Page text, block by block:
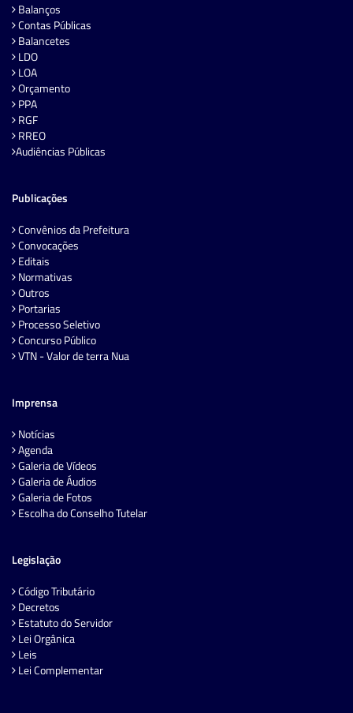
Balanços
Contas Públicas
Balancetes
LDO
LOA
Orçamento
PPA
RGF
RREO
Audiências Públicas
Publicações
Convênios da Prefeitura
Convocações
Editais
Normativas
Outros
Portarias
Processo Seletivo
Concurso Público
VTN - Valor de terra Nua
Imprensa
Notícias
Agenda
Galeria de Vídeos
Galeria de Áudios
Galeria de Fotos
Escolha do Conselho Tutelar
Legislação
Código Tributário
Decretos
Estatuto do Servidor
Lei Orgânica
Leis
Lei Complementar